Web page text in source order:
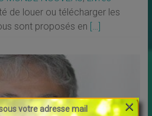
de louer ou télécharger les
sont proposés en […]
votre adresse mail
×